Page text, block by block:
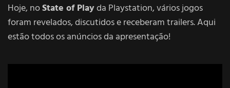
Hoje, noState of Playda Playstation, vários jogos
foram revelados, discutidos e receberam trailers. Aqui
estão todos os anúncios da apresentação!